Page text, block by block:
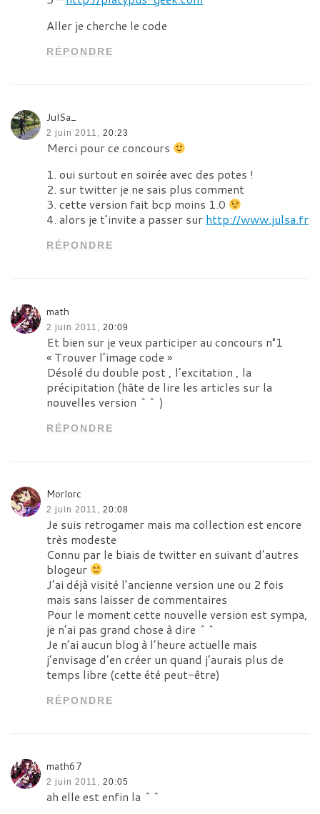
Aller je cherche le code
RÉPONDRE
JulSa_
2 juin 2011, 20:23
Merci pour ce concours
1. oui surtout en soirée avec des potes !
2. sur twitter je ne sais plus comment
3. cette version fait bcp moins 1.0
4. alors je t’invite a passer sur http://www.julsa.fr
RÉPONDRE
math
2 juin 2011, 20:09
Et bien sur je veux participer au concours n°1
« Trouver l’image code »
Désolé du double post , l’excitation , la
précipitation (hâte de lire les articles sur la
nouvelles version ^^ )
RÉPONDRE
Morlorc
2 juin 2011, 20:08
Je suis retrogamer mais ma collection est encore
très modeste
Connu par le biais de twitter en suivant d’autres
blogeur
J’ai déjà visité l’ancienne version une ou 2 fois
mais sans laisser de commentaires
Pour le moment cette nouvelle version est sympa,
je n’ai pas grand chose à dire ^^
Je n’ai aucun blog à l’heure actuelle mais
j’envisage d’en créer un quand j’aurais plus de
temps libre (cette été peut-être)
RÉPONDRE
math67
2 juin 2011, 20:05
ah elle est enfin la ^^